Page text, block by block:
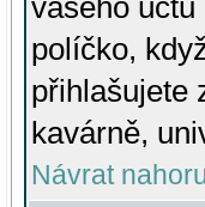
vašeho
políčko,
přihlašujete
kavárně,
Návrat